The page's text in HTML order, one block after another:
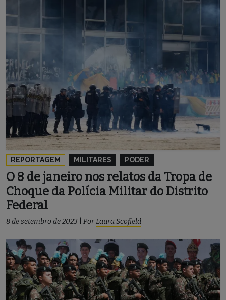
REPORTAGEM MILITARES PODER
O 8 de janeiro nos relatos da Tropa de
Choque da Polícia Militar do Distrito
Federal
8 de setembro de 2023 PorLaura Scofield